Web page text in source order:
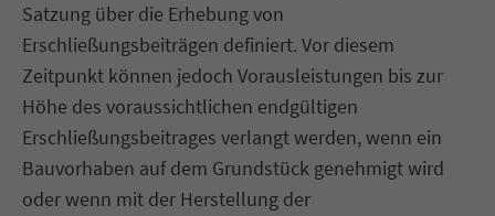
Satzung über die Erhebung von
Erschließungsbeiträgen definiert. Vor diesem
Zeitpunkt können jedoch Vorausleistungen bis zur
Höhe des voraussichtlichen endgültigen
Erschließungsbeitrages verlangt werden, wenn ein
Bauvorhaben auf dem Grundstück genehmigt wird
oder wenn mit der Herstellung der